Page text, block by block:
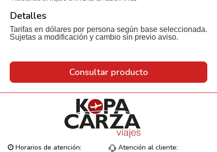
Detalles
Tarifas en dólares por persona según base seleccionada.
Sujetas a modificación y cambio sin previo aviso.
Consultar producto
Horarios de atención: Atención al cliente: